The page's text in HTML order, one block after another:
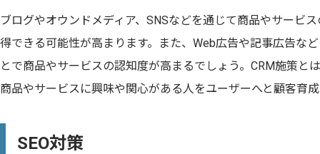
ブログやオウンドメディア、SNSなどを通じて商品やサービ
得できる可能性が高まります。また、Web広告や記事広告な
とで商品やサービスの認知度が高まるでしょう。CRM施策と
商品やサービスに興味や関心がある人をユーザーへと顧客育
SEO対策